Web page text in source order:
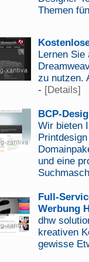
Themen
Lernen Sie
zu nutzen.
- [Details]
BCP-
Wir bieten
und eine
Full-
Werbung
dhw
kreativen
gewisse